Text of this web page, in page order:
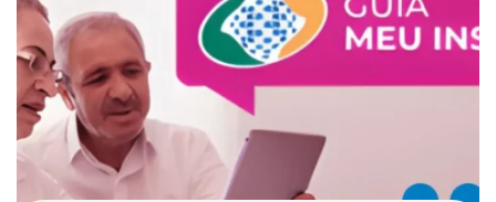
crédito fácil
últimas notícias
ferramentas